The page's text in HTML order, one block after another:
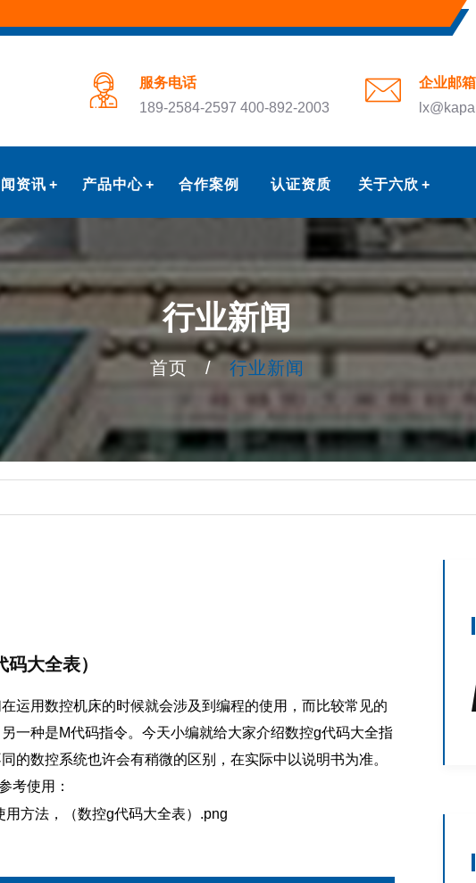
服务电话
189-2584-2597 400-892-2003
企业邮箱
资讯 产品中心 合作案例 认证资质 关于六欣
行业新闻
首页 / 行业新闻
大全表）
运用数控机床的时候就会涉及到编程的使用，而比较常见的
一种是M代码指令。今天小编就给大家介绍数控g代码大全指
的数控系统也许会有稍微的区别，在实际中以说明书为准。
考使用：